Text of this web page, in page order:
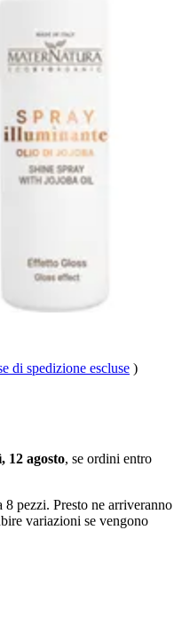
di spedizione escluse )
12 agosto, se ordini entro
pezzi. Presto ne arriveranno
variazioni se vengono